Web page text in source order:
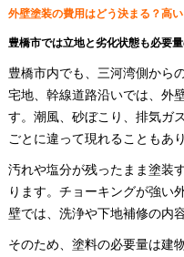
外壁塗装の費用はどう決まる？高
豊橋市では立地と劣化状態も必要
豊橋市内でも、三河湾側から
宅地、幹線道路沿いでは、外
す。潮風、砂ぼこり、排気ガ
ごとに違って現れることもあり
汚れや塩分が残ったまま塗装
ります。チョーキングが強い
壁では、洗浄や下地補修の内
そのため、塗料の必要量は建